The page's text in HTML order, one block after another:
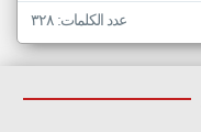
عدد الكلمات: ٣٢٨